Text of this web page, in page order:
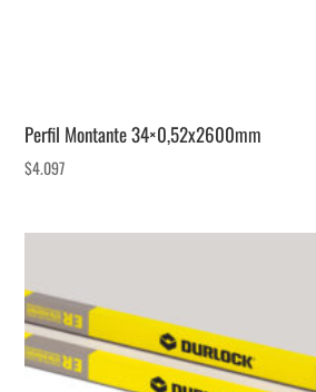
Perfil Montante 34×0,52x2600mm
$4.097